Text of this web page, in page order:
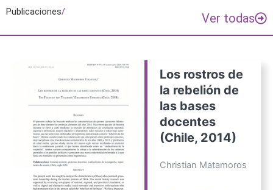
Publicaciones/ Ver todas
Los rostros de
la rebelión de
las bases
docentes
(Chile, 2014)
Christian Matamoros